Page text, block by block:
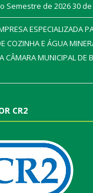
Semestre de 202630
ESPECIALIZADA
COZINHA E ÁGUA
CÂMARA MUNICIPAL DE
CR2